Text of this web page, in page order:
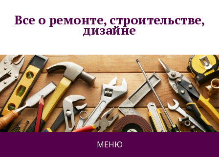
Все о ремонте, строительстве,
дизайне
МЕНЮ